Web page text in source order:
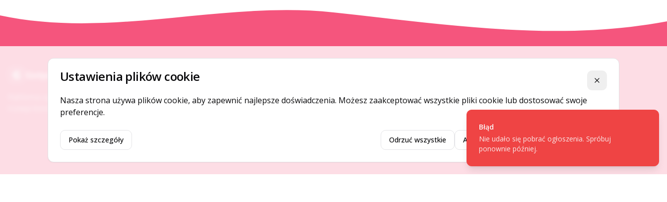
Gotpage
Platforma ogłoszeń i firm, która łączy ludzi i
rozwija biznes w Twojej okolicy.
O NAS
Kontakt
Usługi premium
Regulamin
Błąd
Nie udało się pobrać ogłoszenia. Spróbuj
ponownie później.
Ustawienia plików cookie Zamknij
Nasza strona używa plików cookie, aby zapewnić najlepsze doświadczenia. Możesz zaakceptować wszystkie pliki cookie lub dostosować swoje
preferencje.
Pokaż szczegóły Odrzuć wszystkie Akceptuj wybrane Akceptuj wszystkie